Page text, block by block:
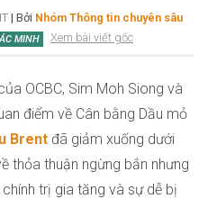
| Bởi Nhóm Thông tin chuyên sâu
MINH Xem bài viết gốc
OCBC, Sim Moh Siong và
điểm về Cân bằng Dầu mỏ
Brent đã giảm xuống dưới
thỏa thuận ngừng bắn nhưng
trị gia tăng và sự dễ bị